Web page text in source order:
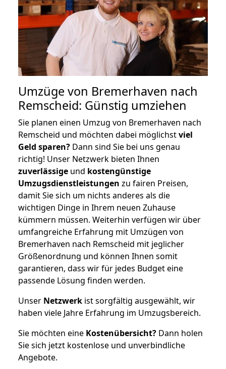
Umzüge von Bremerhaven nach
Remscheid: Günstig umziehen
Sie planen einen Umzug von Bremerhaven nach
Remscheid und möchten dabei möglichstviel
Geld sparen? Dann sind Sie bei uns genau
richtig! Unser Netzwerk bieten Ihnen
zuverlässige und kostengünstige
Umzugsdienstleistungen zu fairen Preisen,
damit Sie sich um nichts anderes als die
wichtigen Dinge in Ihrem neuen Zuhause
kümmern müssen. Weiterhin verfügen wir über
umfangreiche Erfahrung mit Umzügen von
Bremerhaven nach Remscheid mit jeglicher
Größenordnung und können Ihnen somit
garantieren, dass wir für jedes Budget eine
passende Lösung finden werden.
Unser Netzwerk ist sorgfältig ausgewählt, wir
haben viele Jahre Erfahrung im Umzugsbereich.
Sie möchten eine Kostenübersicht? Dann holen
Sie sich jetzt kostenlose und unverbindliche
Angebote.